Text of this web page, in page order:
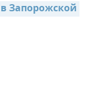
Запорожской